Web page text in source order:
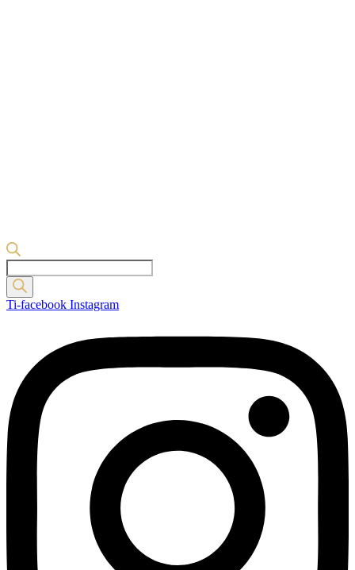
Products
search
Ti-facebook Instagram